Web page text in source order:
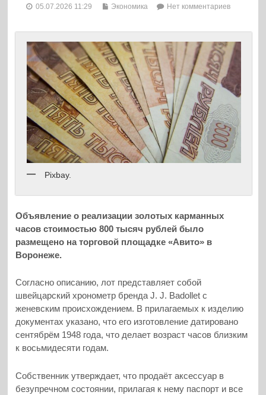
05.07.2026 11:29 Экономика Нет комментариев
Pixbay.
Объявление о реализации золотых карманных
часов стоимостью 800 тысяч рублей было
размещено на торговой площадке «Авито» в
Воронеже.
Согласно описанию, лот представляет собой
швейцарский хронометр бренда J. J. Badollet с
женевским происхождением. В прилагаемых к изделию
документах указано, что его изготовление датировано
сентябрём 1948 года, что делает возраст часов близким
к восьмидесяти годам.
Собственник утверждает, что продаёт аксессуар в
безупречном состоянии, прилагая к нему паспорт и все